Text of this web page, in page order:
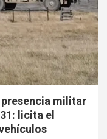
presencia militar
licita el